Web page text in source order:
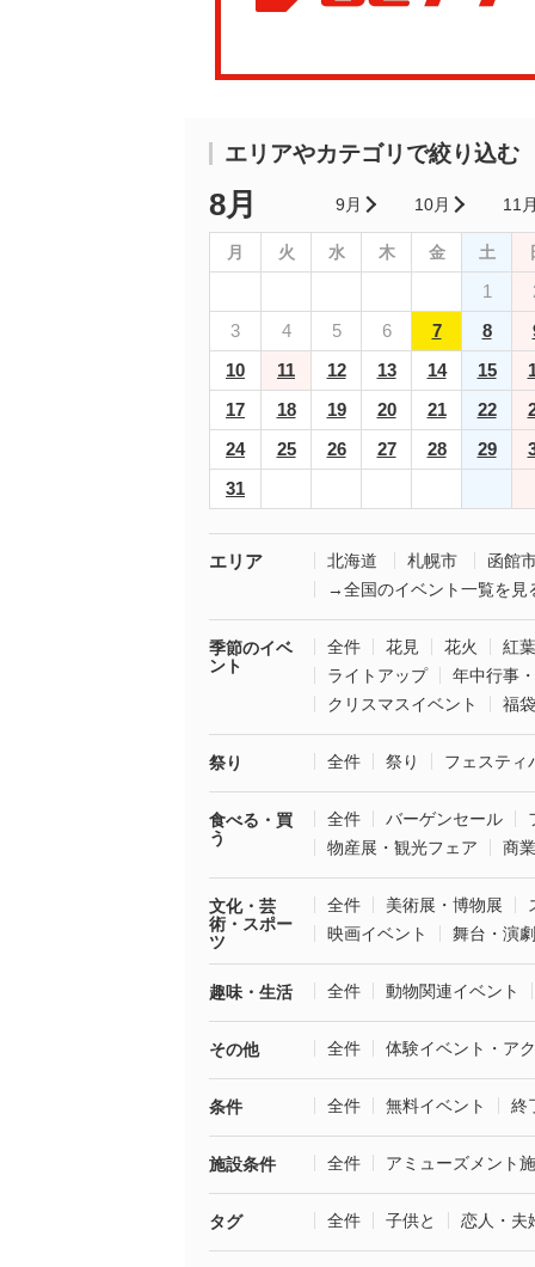
エリアやカテゴリで絞り込む
8月 9月 10月 11
月 火 水 木 金 土
1
3
4 5 6 7 8
10
11 12 13 14 15
17
18 19 20 21 22
24
25 26 27 28 29
31
エリア 北海道 札幌市
函館
→全国のイベント一覧を見
季節のイベ
ント
全件 花見 花火
紅葉
ライトアップ
年中行事
クリスマスイベント
福
祭り 全件 祭り フェスティ
食べる・買
う
全件 バーゲンセール
物産展・観光フェア
商
文化・芸
術・スポー
ツ
全件 美術展・博物展
映画イベント
舞台・演劇
趣味・生活 全件 動物関連イベント
その他 全件 体験イベント・ア
条件 全件 無料イベント 終
施設条件 全件 アミューズメント
タグ 全件 子供と 恋人・夫